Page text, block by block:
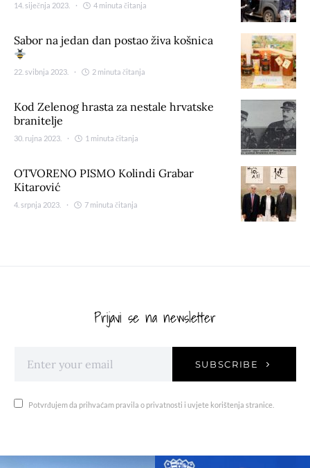
14. siječnja 2023. 4 minuta čitanja
Sabor na jedan dan postao živa košnica
22. svibnja 2023. 2 minuta čitanja
Kod Zelenog hrasta za nestale hrvatske
branitelje
30. rujna 2023. 1 minuta čitanja
OTVORENO PISMO Kolindi Grabar
Kitarović
4. srpnja 2023. 7 minuta čitanja
Prijavi se na newsletter
SUBSCRIBE
Potvrđujem da prihvaćam pravila o privatnosti i uvjete korištenja stranice.